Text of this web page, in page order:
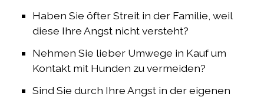
Haben Sie öfter Streit in der Familie, weil
diese Ihre Angst nicht versteht?
Nehmen Sie lieber Umwege in Kauf um
Kontakt mit Hunden zu vermeiden?
Sind Sie durch Ihre Angst in der eigenen